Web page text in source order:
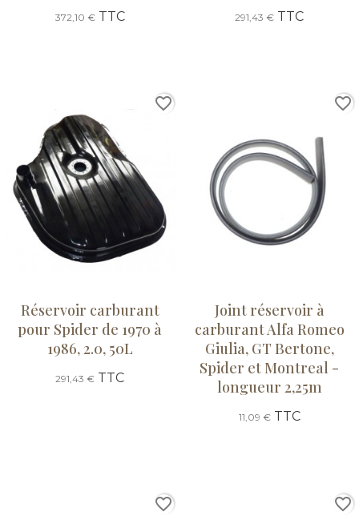
372,10 €TTC 291,43 € TTC
Réservoir carburant
pour Spider de 1970 à
1986, 2.0, 50L
291,43 € TTC
favorite_border
Joint réservoir à
carburant Alfa Romeo
Giulia, GT Bertone,
Spider et Montreal -
longueur 2,25m
11,09 €TTC
favorite_border
favorite_border favorite_border